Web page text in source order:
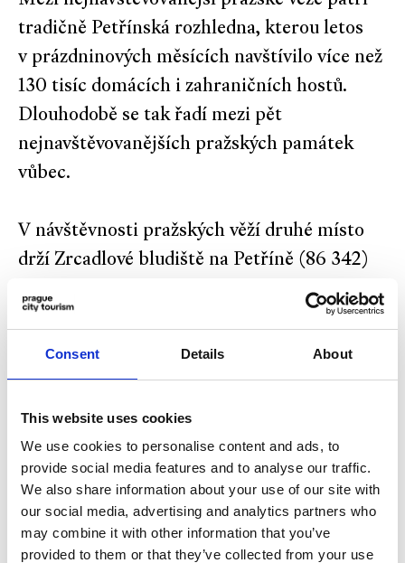
Consent Details About
This website uses cookies
We use cookies to personalise content and ads, to
provide social media features and to analyse our traffic.
We also share information about your use of our site with
our social media, advertising and analytics partners who
may combine it with other information that you’ve
provided to them or that they’ve collected from your use
tradičně Petřínská rozhledna, kterou letos
v prázdninových měsících navštívilo více než
130 tisíc domácích i zahraničních hostů.
Dlouhodobě se tak řadí mezi pět
nejnavštěvovanějších pražských památek
vůbec.
V návštěvnosti pražských věží druhé místo
drží Zrcadlové bludiště na Petříně (86 342)
a Staroměstská radnice (84 525). Meziroční
nárůst zaznamenala i prohlídková trasa
s Astronomickou věží v Klementinu, kterou
v červenci a srpnu navštívilo přes 32 tisíc
Co se týká kamenných věží jako jsou
mostecké věže nebo Prašná brána, tak tam
se návštěvnost pohybuje na podobných
číslech jako tomu bylo minulé prázdniny. Na